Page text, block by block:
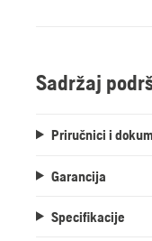
Sadržaj
Priručnici i
Garancija
Specifikacije